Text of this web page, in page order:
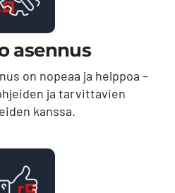
asennus
on nopeaa ja helppoa –
ja tarvittavien
kanssa.